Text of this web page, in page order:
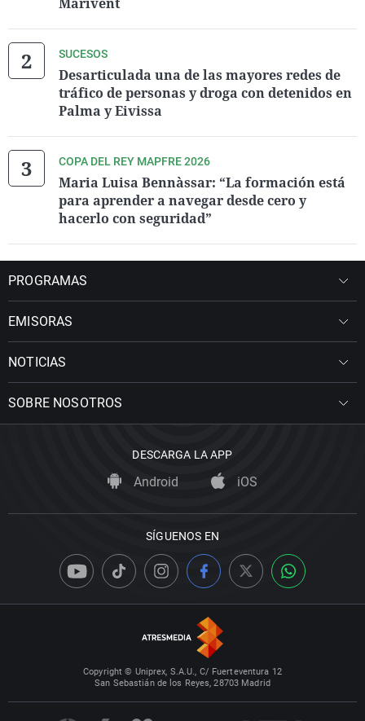
SUCESOS
Desarticulada una de las mayores redes de
tráfico de personas y droga con detenidos en
Palma y Eivissa
COPA DEL REY MAPFRE 2026
Maria Luisa Bennàssar: “La formación está
para aprender a navegar desde cero y
hacerlo con seguridad”
PROGRAMAS
EMISORAS
NOTICIAS
SOBRE NOSOTROS
DESCARGA LA APP
Android iOS
SÍGUENOS EN
Copyright © Uniprex, S.A.U., C/ Fuerteventura 12
San Sebastián de los Reyes, 28703 Madrid